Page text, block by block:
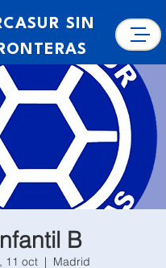
SIN
B
11 oct
  |
Madrid